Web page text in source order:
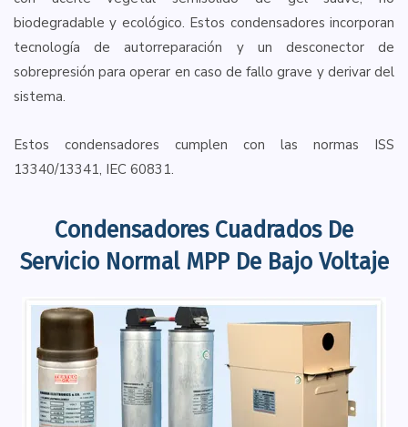
biodegradable y ecológico. Estos condensadores incorporan
tecnología de autorreparación y un desconector de
sobrepresión para operar en caso de fallo grave y derivar del
sistema.
Estos condensadores cumplen con las normas ISS
13340/13341, IEC 60831.
Condensadores Cuadrados De
Servicio Normal MPP De Bajo Voltaje